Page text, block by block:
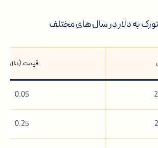
به دلار در سال های مختلف
قیمت (دلار)
0.05
0.25